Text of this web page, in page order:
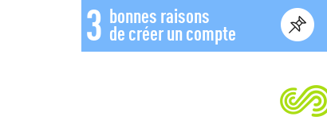
3 bonnes raisons
de créer un compte